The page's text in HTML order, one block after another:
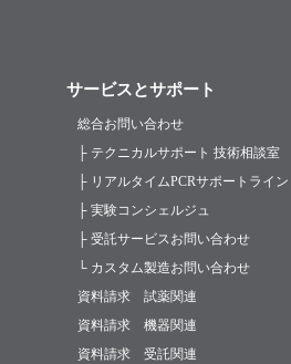
サービスとサポート
総合お問い合わせ
├ テクニカルサポート 技術相談室
├ リアルタイムPCRサポートライン
├ 実験コンシェルジュ
├ 受託サービスお問い合わせ
└ カスタム製造お問い合わせ
資料請求 試薬関連
資料請求 機器関連
資料請求 受託関連